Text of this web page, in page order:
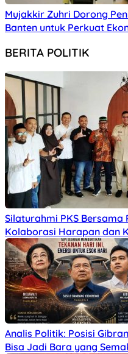
Mujakkir Zuhri Dorong
Banten untuk Perkuat
BERITA POLITIK
Silaturahmi PKS Bersama
Kolaborasi Harapan dan
Analis Politik: Posisi
Bisa Jadi Bara yang